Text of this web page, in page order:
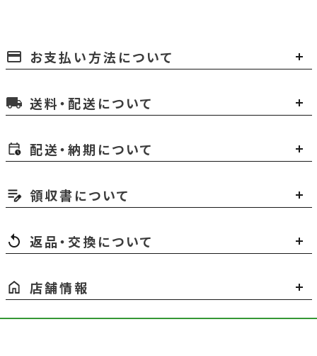
payment お支払い方法について
local_shipping 送料・配送について
配送・納期について
領収書について
返品・交換について
店舗情報